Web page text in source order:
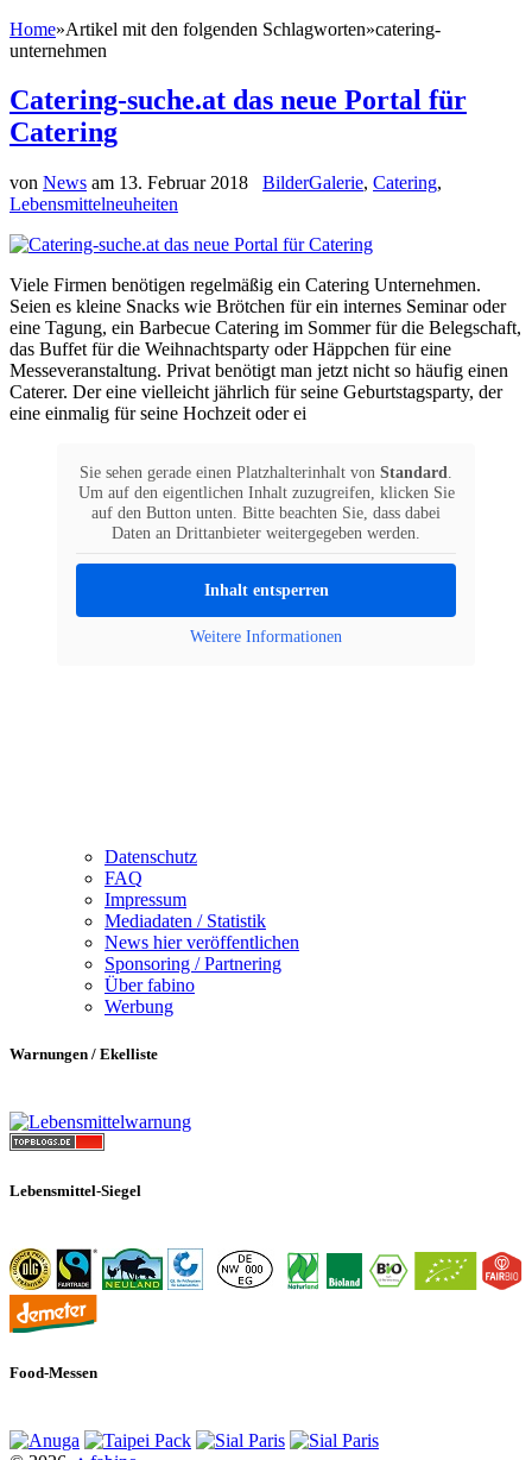
Home»Artikel mit den folgenden Schlagworten»catering-
unternehmen
Catering-suche.at das neue Portal für
Catering
von News am 13. Februar 2018 BilderGalerie, Catering,
Lebensmittelneuheiten
Viele Firmen benötigen regelmäßig ein Catering Unternehmen.
Seien es kleine Snacks wie Brötchen für ein internes Seminar oder
eine Tagung, ein Barbecue Catering im Sommer für die Belegschaft,
das Buffet für die Weihnachtsparty oder Häppchen für eine
Messeveranstaltung. Privat benötigt man jetzt nicht so häufig einen
Caterer. Der eine vielleicht jährlich für seine Geburtstagsparty, der
eine einmalig für seine Hochzeit oder ei
Sie sehen gerade einen Platzhalterinhalt von Standard.
Um auf den eigentlichen Inhalt zuzugreifen, klicken Sie
auf den Button unten. Bitte beachten Sie, dass dabei
Daten an Drittanbieter weitergegeben werden.
Inhalt entsperren
Weitere Informationen
Datenschutz
FAQ
Impressum
Mediadaten / Statistik
News hier veröffentlichen
Sponsoring / Partnering
Über fabino
Werbung
Warnungen / Ekelliste
Lebensmittel-Siegel
Food-Messen